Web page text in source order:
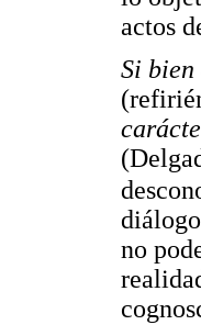
actos
Si bien
no